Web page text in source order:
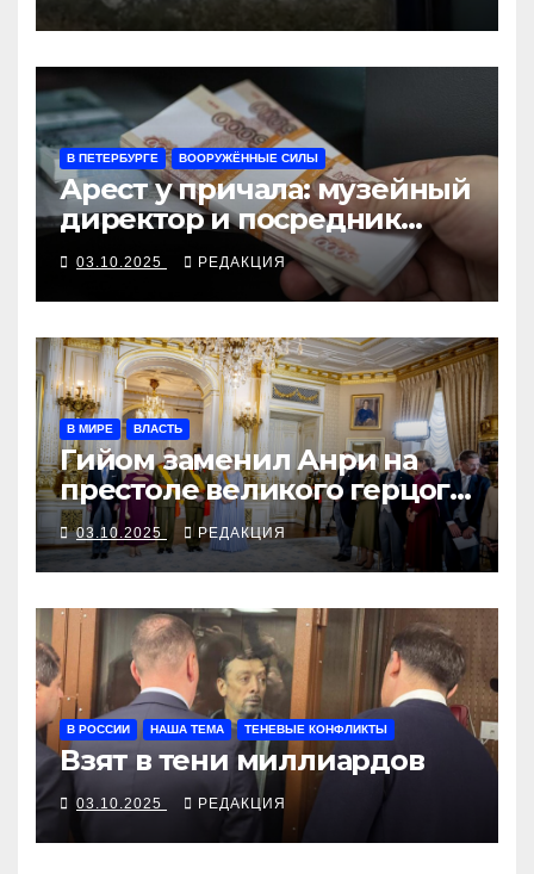
В ПЕТЕРБУРГЕ ВООРУЖЁННЫЕ СИЛЫ
Арест у причала: музейный
директор и посредник
попались на взятке
03.10.2025 РЕДАКЦИЯ
В МИРЕ ВЛАСТЬ
Гийом заменил Анри на
престоле великого герцога
Люксембурга
03.10.2025 РЕДАКЦИЯ
В РОССИИ НАША ТЕМА ТЕНЕВЫЕ КОНФЛИКТЫ
Взят в тени миллиардов
03.10.2025 РЕДАКЦИЯ